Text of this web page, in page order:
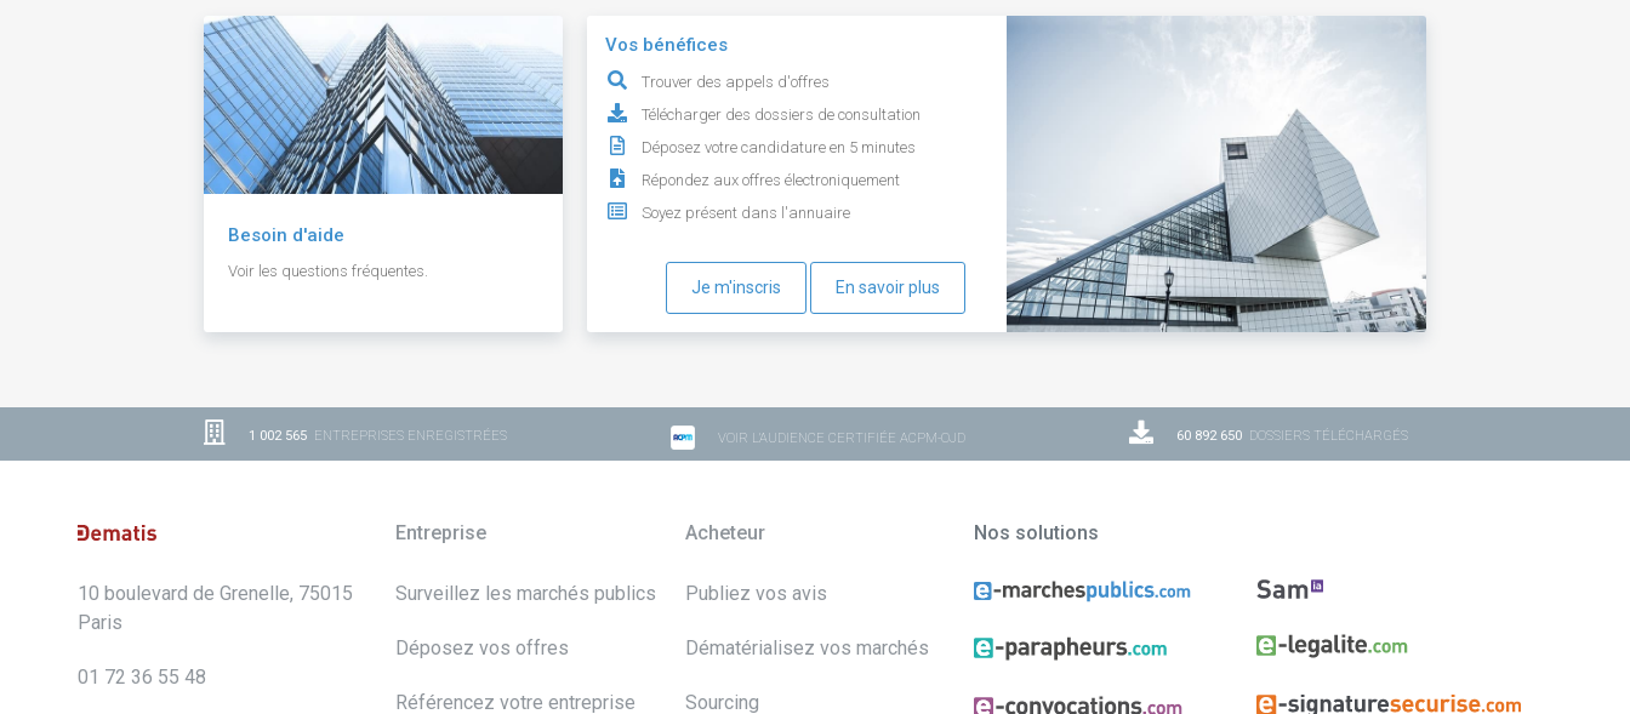
Besoin d'aide
Voir les questions fréquentes.
Vos bénéfices
Trouver des appels d'offres
Télécharger des dossiers de consultation
Déposez votre candidature en 5 minutes
Répondez aux offres électroniquement
Soyez présent dans l'annuaire
Je m'inscris En savoir plus
1 002 565 ENTREPRISES ENREGISTRÉES VOIR L'AUDIENCE CERTIFIÉE ACPM-OJD 60 892 650 DOSSIERS TÉLÉCHARGÉS
10 boulevard de Grenelle, 75015
Paris
01 72 36 55 48
Entreprise
Surveillez les marchés publics
Déposez vos offres
Référencez votre entreprise
Acheteur
Publiez vos avis
Dématérialisez vos marchés
Sourcing
Nos solutions